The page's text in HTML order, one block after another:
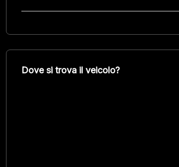
Dove si trova il veicolo?